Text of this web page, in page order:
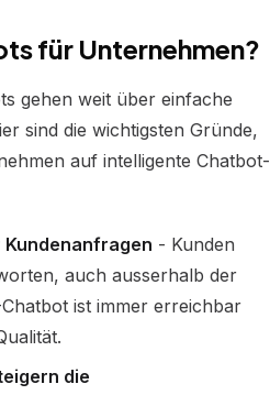
für Unternehmen?
gehen weit über einfache
sind die wichtigsten Gründe,
auf intelligente Chatbot-
- Kunden
auch ausserhalb der
ist immer erreichbar
die